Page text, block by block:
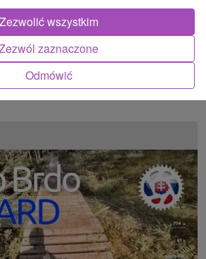
Brdo
polecić nam nową atrakcję
Odmówić
zaznaczone
Zezwolić wszystkim